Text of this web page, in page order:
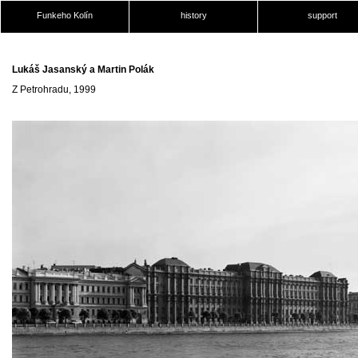
Funkeho Kolín history support
Lukáš Jasanský a Martin Polák
Z Petrohradu, 1999